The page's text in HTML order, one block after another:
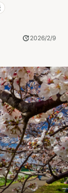
2026/2/9